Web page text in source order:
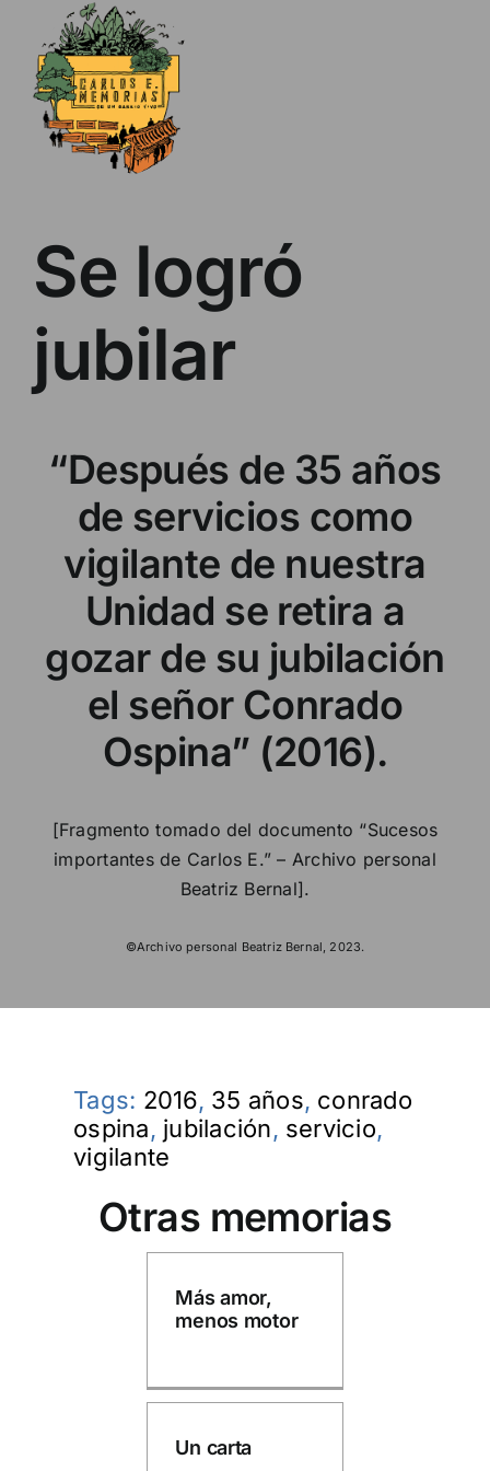
content
Se logró
jubilar
“Después de 35 años
de servicios como
vigilante de nuestra
Unidad se retira a
gozar de su jubilación
el señor Conrado
Ospina” (2016).
[Fragmento tomado del documento “Sucesos
importantes de Carlos E.” – Archivo personal
Beatriz Bernal].
©Archivo personal Beatriz Bernal, 2023.
Tags: 2016, 35 años, conrado
ospina, jubilación, servicio,
vigilante
Otras memorias
Más amor,
menos motor
Un carta